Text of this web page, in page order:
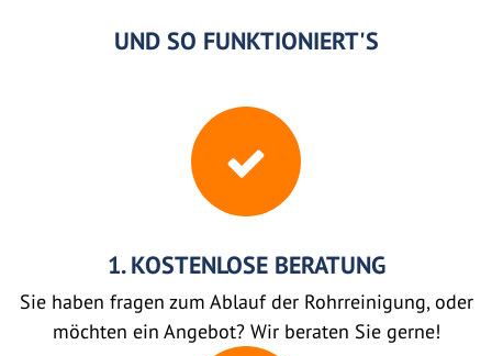
UND SO FUNKTIONIERT'S
1. KOSTENLOSE BERATUNG
Sie haben fragen zum Ablauf der Rohrreinigung, oder
möchten ein Angebot? Wir beraten Sie gerne!